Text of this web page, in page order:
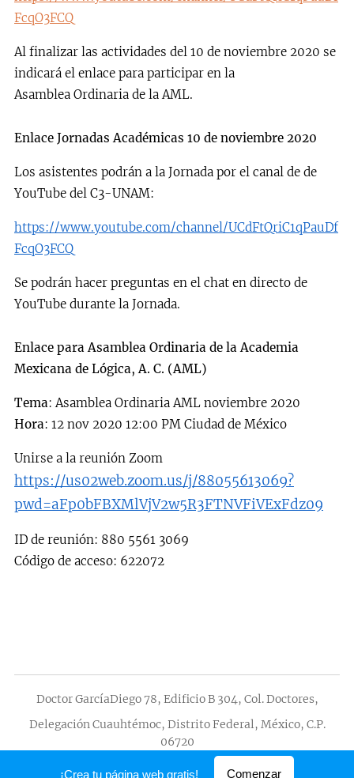
FcqO3FCQ
Al finalizar las actividades del 10 de noviembre 2020 se
indicará el enlace para participar en la
Asamblea Ordinaria de la AML.
Enlace Jornadas Académicas 10 de noviembre 2020
Los asistentes podrán a la Jornada por el canal de de
YouTube del C3-UNAM:
https://www.youtube.com/channel/UCdFtQriC1qPauDf
FcqO3FCQ
Se podrán hacer preguntas en el chat en directo de
YouTube durante la Jornada.
Enlace para Asamblea Ordinaria de la Academia
Mexicana de Lógica, A. C. (AML)
Tema: Asamblea Ordinaria AML noviembre 2020
Hora: 12 nov 2020 12:00 PM Ciudad de México
Unirse a la reunión Zoom
https://us02web.zoom.us/j/88055613069?
pwd=aFp0bFBXMlVjV2w5R3FTNVFiVExFdz09
ID de reunión: 880 5561 3069
Código de acceso: 622072
Doctor GarcíaDiego 78, Edificio B 304, Col. Doctores,
Delegación Cuauhtémoc, Distrito Federal, México, C.P.
06720
Creado con
Webnode
¡Crea tu página web gratis! Comenzar